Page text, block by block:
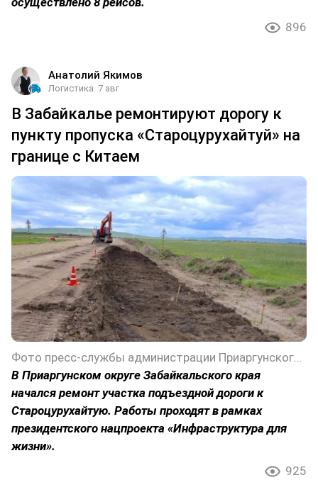
896
Анатолий Якимов
Логистика 7 авг
В Забайкалье ремонтируют дорогу к
пункту пропуска «Староцурухайтуй» на
границе с Китаем
В Приаргунском округе Забайкальского края
начался ремонт участка подъездной дороги к
Староцурухайтую. Работы проходят в рамках
президентского нацпроекта «Инфраструктура для
жизни».
925